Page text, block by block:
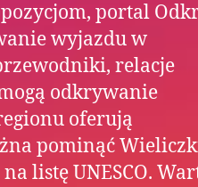
portal
wyjazdu w
relacje
odkrywanie
oferują
pominąć
listę UNESCO.